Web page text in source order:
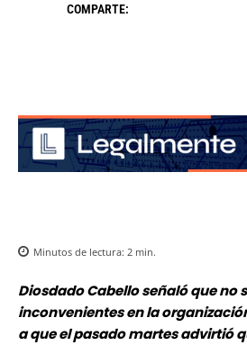
COMPARTE:
Minutos de lectura: 2 min.
Diosdado Cabello señaló que no
inconvenientes en la
a que el pasado martes advirtió